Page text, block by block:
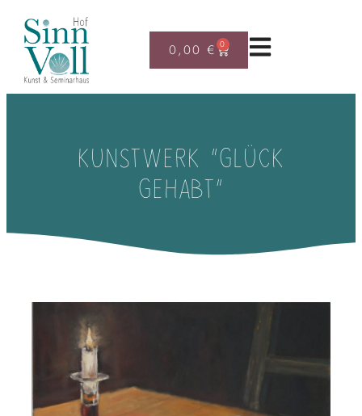
0,00€ 0
KUNSTWERK “GLÜCK
GEHABT”